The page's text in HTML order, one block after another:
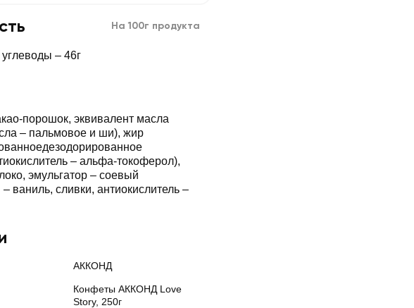
На 100г продукта
– 46г
порошок, эквивалент масла
– пальмовое и ши), жир
– альфа-токоферол),
эмульгатор – соевый
ваниль, сливки, антиокислитель –
АККОНД
Конфеты АККОНД Love
Story, 250г